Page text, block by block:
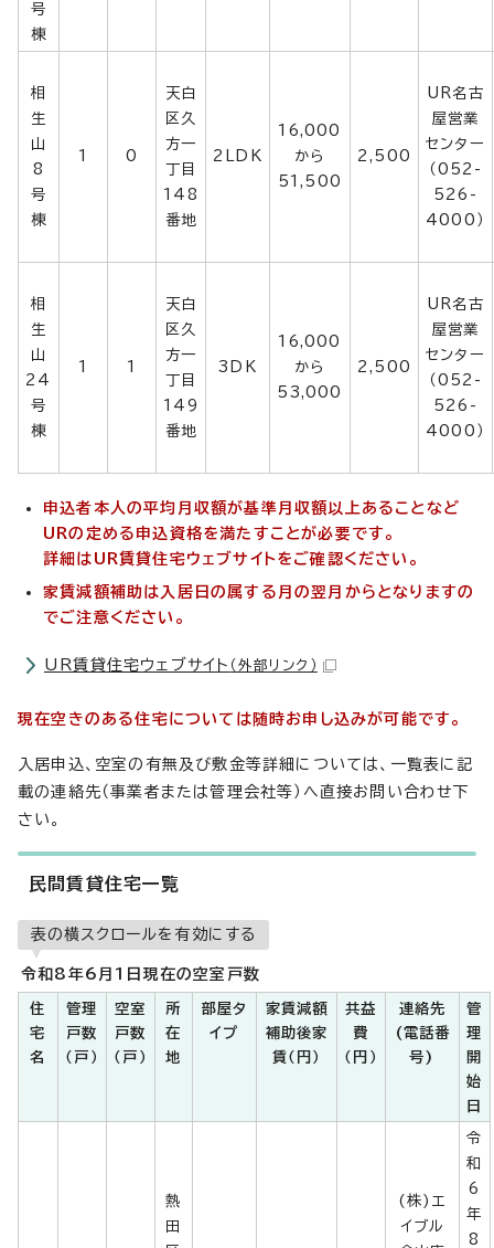
号
棟
相
生
山
8
号
棟
1 0
天白
区久
方一
丁目
148
番地
2LDK
16,000
から
51,500
2,500
UR名古
屋営業
センター
（052-
526-
4000）
相
生
山
24
号
棟
1 1
天白
区久
方一
丁目
149
番地
3DK
16,000
から
53,000
2,500
UR名古
屋営業
センター
（052-
526-
4000）
申込者本人の平均月収額が基準月収額以上あることなど
URの定める申込資格を満たすことが必要です。
詳細はUR賃貸住宅ウェブサイトをご確認ください。
家賃減額補助は入居日の属する月の翌月からとなりますの
でご注意ください。
UR賃貸住宅ウェブサイト （外部リンク）
現在空きのある住宅については随時お申し込みが可能です。
入居申込、空室の有無及び敷金等詳細については、一覧表に記
載の連絡先（事業者または管理会社等）へ直接お問い合わせ下
さい。
民間賃貸住宅一覧
表の横スクロールを有効にする
令和8年6月1日現在の空室戸数
住
宅
名
管理
戸数
（戸）
空室
戸数
（戸）
所
在
地
部屋タ
イプ
家賃減額
補助後家
賃（円）
共益
費
（円）
連絡先
(電話番
号)
管
理
開
始
日
熱
田
(株)エ
イブル
令
和
6
年
8